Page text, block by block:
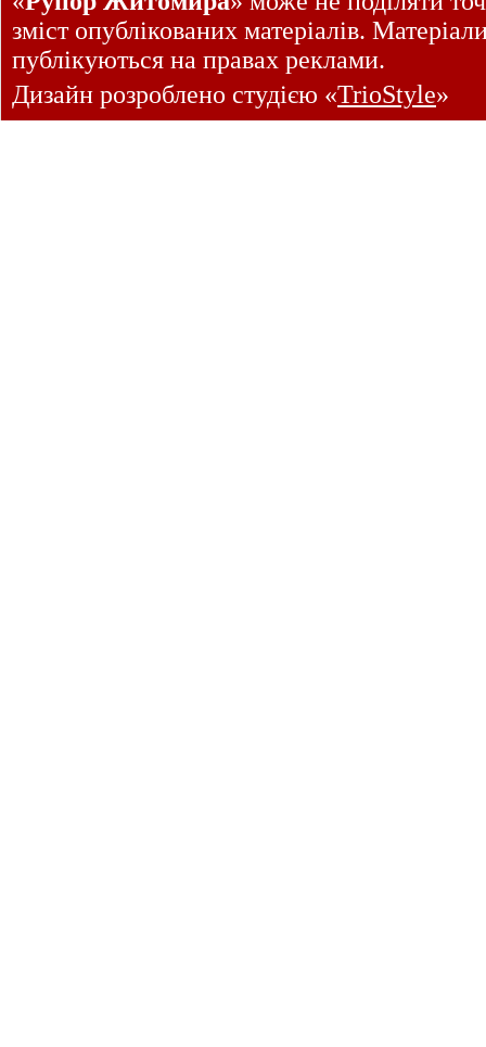
зміст опублікованих матеріалів.
публікуються на правах реклами.
Дизайн розроблено студією «TrioStyle»